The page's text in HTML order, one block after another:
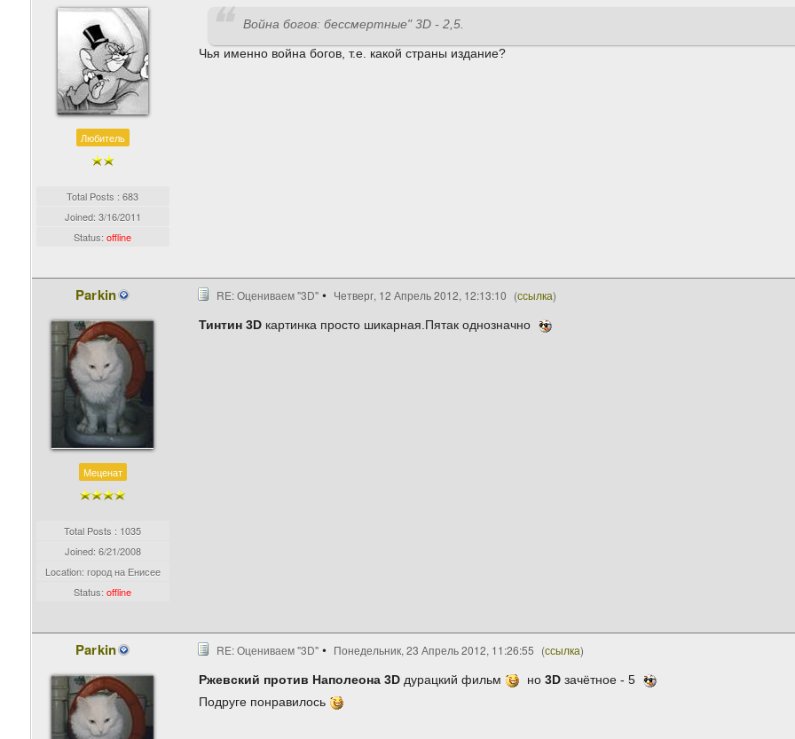
Любитель
Total Posts : 683
Joined: 3/16/2011
Status:offline
Война богов: бессмертные" 3D - 2,5.
Чья именно война богов, т.е. какой страны издание?
Parkin
Меценат
Total Posts : 1035
Joined: 6/21/2008
Location: город на Енисее
Status:offline
RE: Оцениваем "3D" Четверг, 12 Апрель 2012, 12:13:10 (ссылка)
Тинтин 3Dкартинка просто шикарная.Пятак однозначно
Parkin RE: Оцениваем "3D" Понедельник, 23 Апрель 2012, 11:26:55 (ссылка)
Ржевский против Наполеона 3Dдурацкий фильм но 3Dзачётное - 5
Подруге понравилось